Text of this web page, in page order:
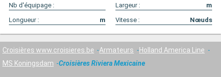
Nb d'équipage :
Largeur :
m
Longueur :
m Vitesse : Nœuds
Croisières www.croisieres.be Armateurs
Holland America Line
MS Koningsdam
Croisières Riviera Mexicaine